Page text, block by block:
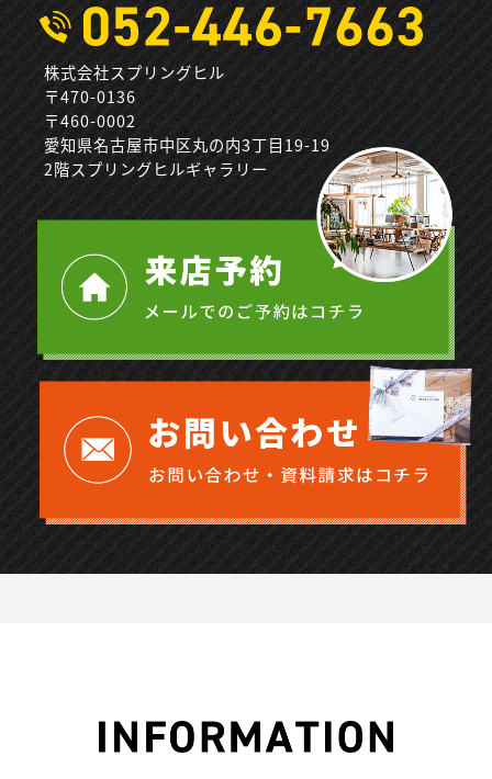
株式会社スプリングヒル
〒470-0136
〒460-0002
愛知県名古屋市中区丸の内3丁目19-19
2階スプリングヒルギャラリー